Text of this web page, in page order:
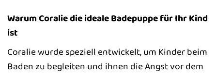
Warum Coralie die ideale Badepuppe für Ihr Kind
ist
Coralie wurde speziell entwickelt, um Kinder beim
Baden zu begleiten und ihnen die Angst vor dem